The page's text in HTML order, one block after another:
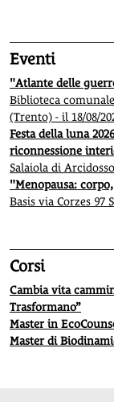
Eventi
"Atlante delle
Biblioteca
(Trento) - il 18/08/
Festa della luna
riconnessione
Salaiola di
"Menopausa:
Basis via Corzes 97
Corsi
Cambia vita
Trasformano”
Master in
Master di